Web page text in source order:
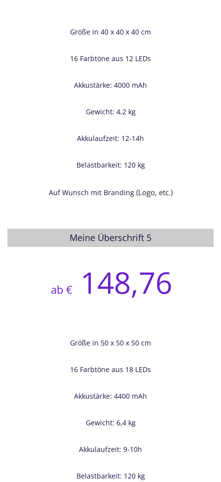
Größe in 40 x 40 x 40 cm
16 Farbtöne aus 12 LEDs
Akkustärke: 4000 mAh
Gewicht: 4,2 kg
Akkulaufzeit: 12-14h
Belastbarkeit: 120 kg
Auf Wunsch mit Branding(Logo, etc.)
Meine Überschrift 5
ab € 148,76
Größe in 50 x 50 x 50 cm
16 Farbtöne aus 18 LEDs
Akkustärke: 4400 mAh
Gewicht: 6,4 kg
Akkulaufzeit: 9-10h
Belastbarkeit: 120 kg